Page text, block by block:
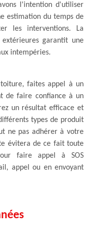
l'intention d'utiliser
estimation du temps de
les interventions. La
garantit une
intempéries.
faites appel à un
de faire confiance à un
un résultat efficace et
types de produit
ne pas adhérer à votre
évitera de ce fait toute
faire appel à SOS
appel ou en envoyant